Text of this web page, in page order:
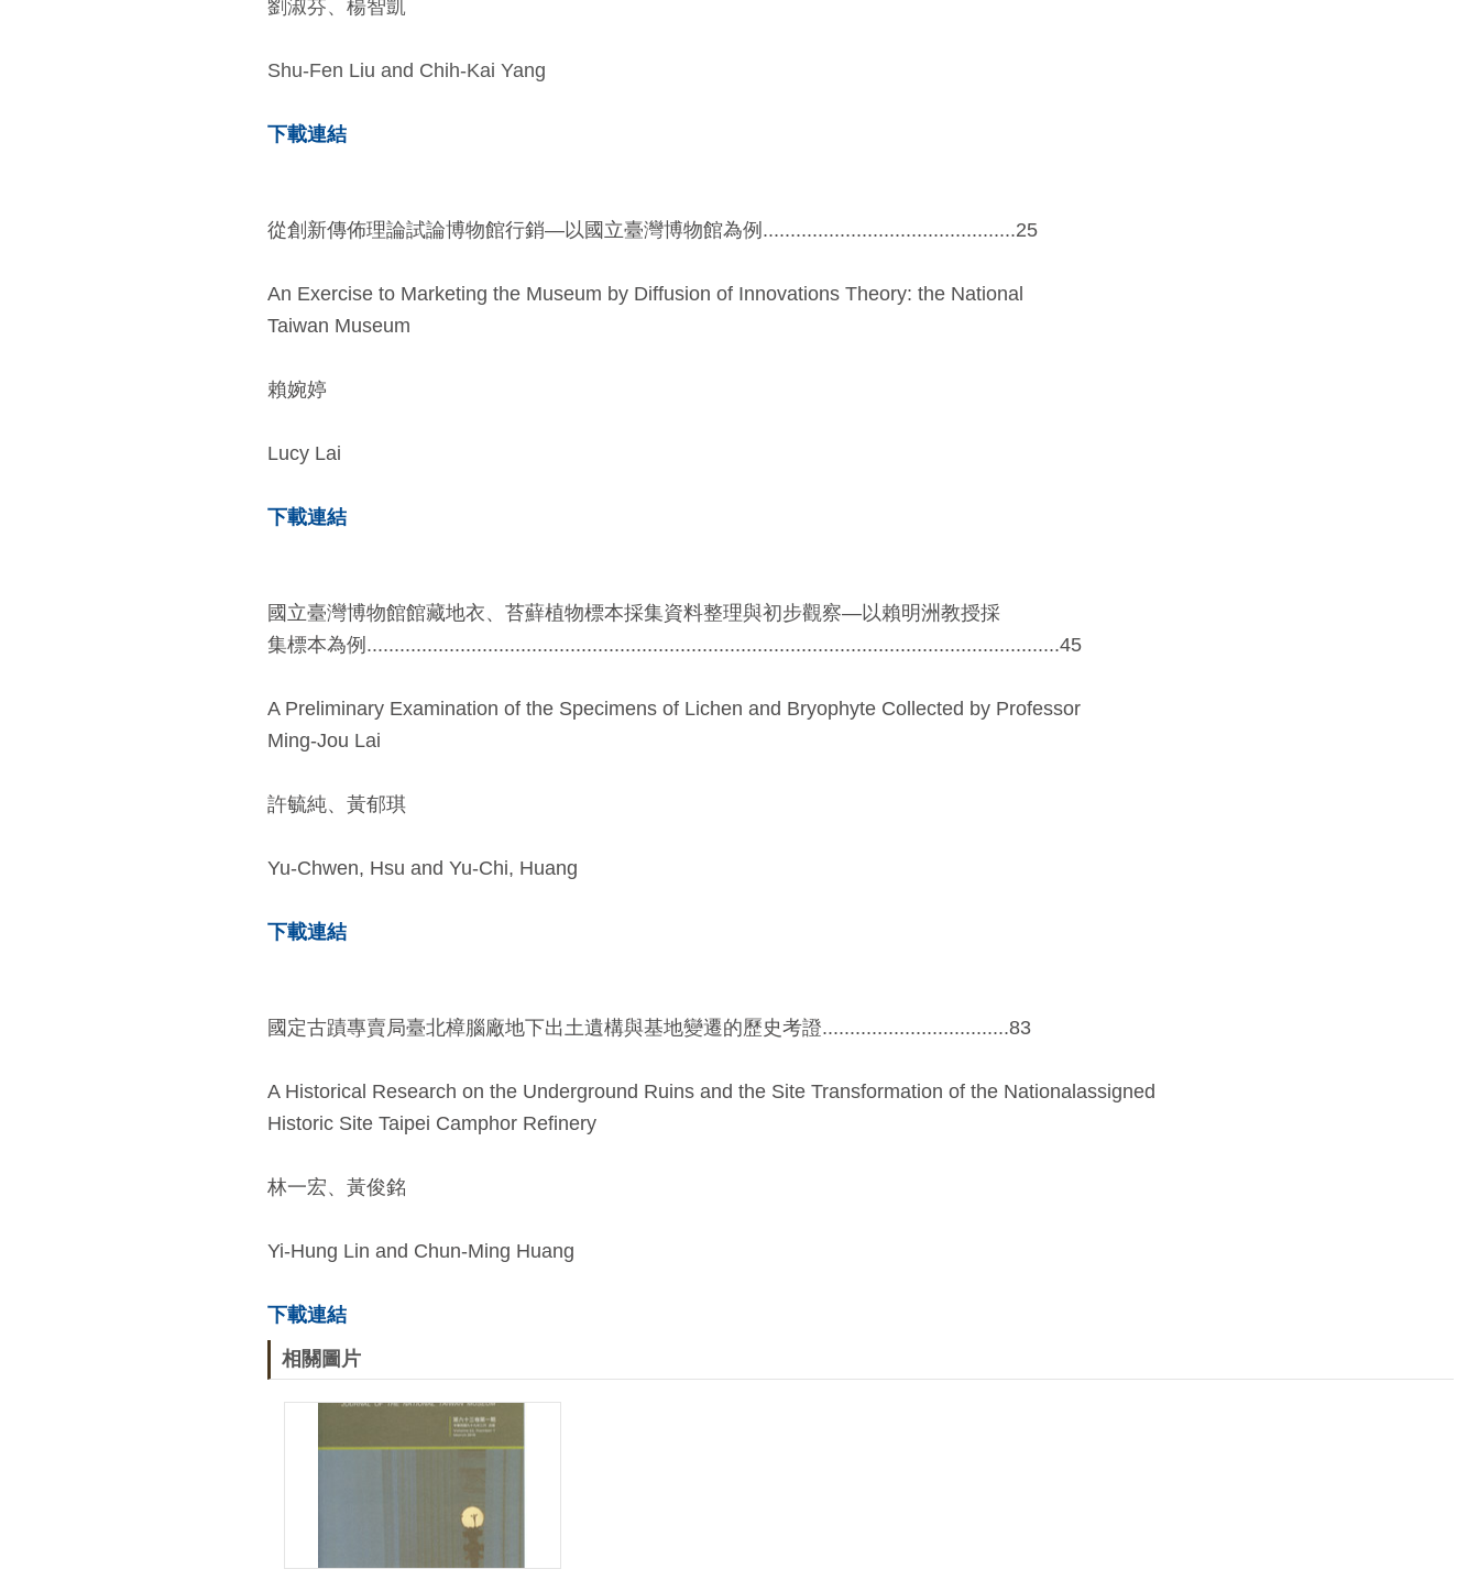
劉淑芬、楊智凱
Shu-Fen Liu and Chih-Kai Yang
下載連結
從創新傳佈理論試論博物館行銷—以國立臺灣博物館為例..............................................25
An Exercise to Marketing the Museum by Diffusion of Innovations Theory: the National
Taiwan Museum
賴婉婷
Lucy Lai
下載連結
國立臺灣博物館館藏地衣、苔蘚植物標本採集資料整理與初步觀察—以賴明洲教授採
集標本為例..............................................................................................................................45
A Preliminary Examination of the Specimens of Lichen and Bryophyte Collected by Professor
Ming-Jou Lai
許毓純、黃郁琪
Yu-Chwen, Hsu and Yu-Chi, Huang
下載連結
國定古蹟專賣局臺北樟腦廠地下出土遺構與基地變遷的歷史考證..................................83
A Historical Research on the Underground Ruins and the Site Transformation of the Nationalassigned
Historic Site Taipei Camphor Refinery
林一宏、黃俊銘
Yi-Hung Lin and Chun-Ming Huang
下載連結
相關圖片